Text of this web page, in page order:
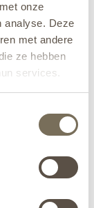
onze
analyse. Deze
met andere
ze hebben
services.